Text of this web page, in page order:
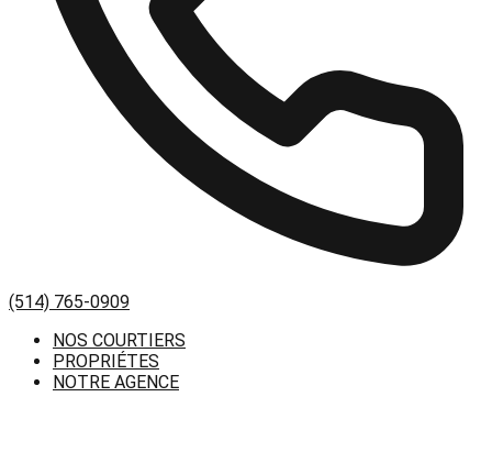
(514) 765-0909
NOS COURTIERS
PROPRIÉTES
NOTRE AGENCE